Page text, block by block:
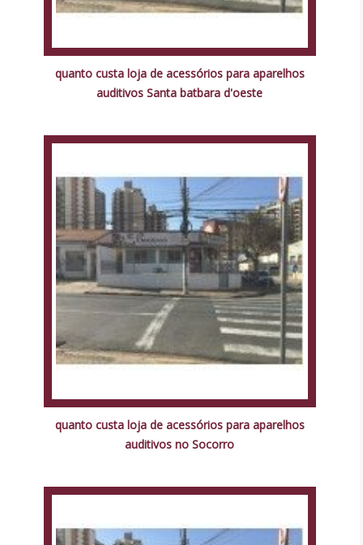
quanto custa loja de acessórios para aparelhos
auditivos Santa batbara d'oeste
quanto custa loja de acessórios para aparelhos
auditivos no Socorro